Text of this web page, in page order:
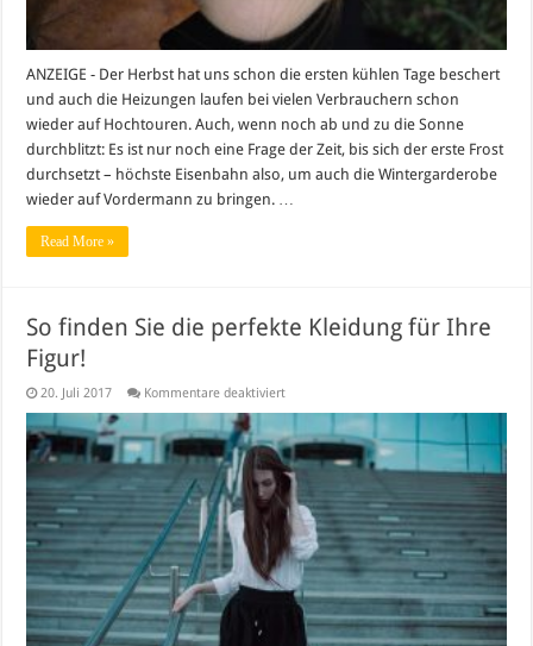
ANZEIGE - Der Herbst hat uns schon die ersten kühlen Tage beschert
und auch die Heizungen laufen bei vielen Verbrauchern schon
wieder auf Hochtouren. Auch, wenn noch ab und zu die Sonne
durchblitzt: Es ist nur noch eine Frage der Zeit, bis sich der erste Frost
durchsetzt – höchste Eisenbahn also, um auch die Wintergarderobe
wieder auf Vordermann zu bringen. …
Read More »
So finden Sie die perfekte Kleidung für Ihre
Figur!
20. Juli 2017 Kommentare deaktiviertfür
Sie
die
perfekte
Kleidung
für
Ihre
Figur!